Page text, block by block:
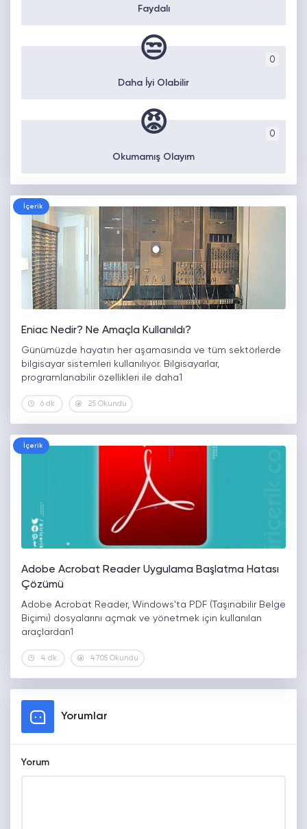
Faydalı
0
😒
Daha İyi Olabilir
0
😡
Okumamış Olayım
İçerik
Eniac Nedir? Ne Amaçla Kullanıldı?
Günümüzde hayatın her aşamasında ve tüm sektörlerde
bilgisayar sistemleri kullanılıyor. Bilgisayarlar,
programlanabilir özellikleri ile daha1
6 dk. 25 Okundu
İçerik
Adobe Acrobat Reader Uygulama Başlatma Hatası
Çözümü
Adobe Acrobat Reader, Windows'ta PDF (Taşınabilir Belge
Biçimi) dosyalarını açmak ve yönetmek için kullanılan
araçlardan1
4 dk. 4705 Okundu
Yorumlar
Yorum